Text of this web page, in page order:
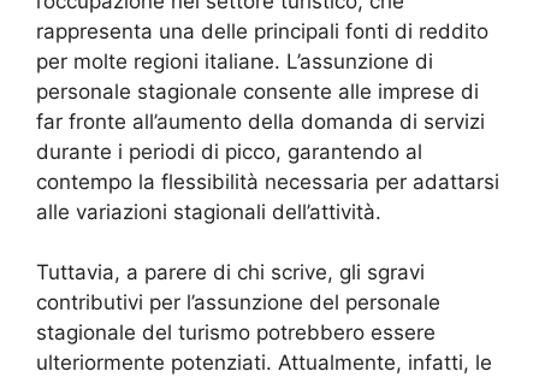
rappresenta una delle principali fonti di reddito
per molte regioni italiane. L’assunzione di
personale stagionale consente alle imprese di
far fronte all’aumento della domanda di servizi
durante i periodi di picco, garantendo al
contempo la flessibilità necessaria per adattarsi
alle variazioni stagionali dell’attività.
Tuttavia, a parere di chi scrive, gli sgravi
contributivi per l’assunzione del personale
stagionale del turismo potrebbero essere
ulteriormente potenziati. Attualmente, infatti, le